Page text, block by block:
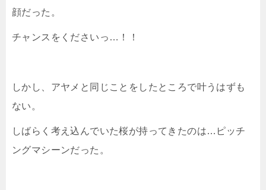
顔だった。
チャンスをくださいっ…！！
しかし、アヤメと同じことをしたところで叶うはずも
ない。
しばらく考え込んでいた桜が持ってきたのは…ピッチ
ングマシーンだった。